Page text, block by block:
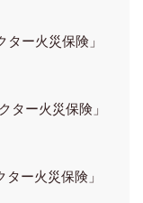
ター火災保険」
ター火災保険」
ター火災保険」